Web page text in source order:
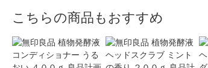
こちらの商品もおすすめ